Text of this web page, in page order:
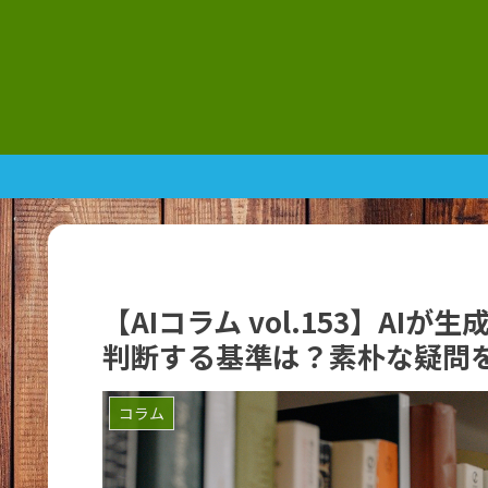
【AIコラム vol.153】AIが生
判断する基準は？素朴な疑問
コラム